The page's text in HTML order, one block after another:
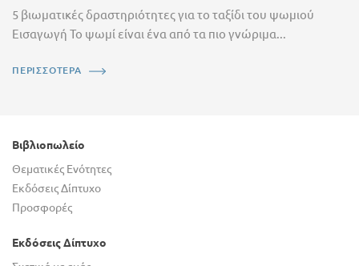
5 βιωματικές δραστηριότητες για το ταξίδι του ψωμιού
Εισαγωγή Το ψωμί είναι ένα από τα πιο γνώριμα...
ΠΕΡΙΣΣΟΤΕΡΑ
Βιβλιοπωλείο
Θεματικές Ενότητες
Εκδόσεις Δίπτυχο
Προσφορές
Εκδόσεις Δίπτυχο